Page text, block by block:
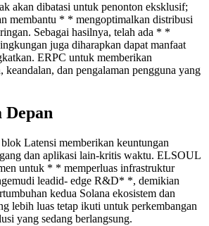
akan dibatasi untuk penonton eksklusif;
membantu * * mengoptimalkan distribusi
Sebagai hasilnya, telah ada * *
juga diharapkan dapat manfaat
ERPC untuk memberikan
keandalan, dan pengalaman pengguna yang
Depan
Latensi memberikan keuntungan
dan aplikasi lain-kritis waktu. ELSOUL
untuk * * memperluas infrastruktur
leadid- edge R&D* *, demikian
kedua Solana ekosistem dan
lebih luas tetap ikuti untuk perkembangan
yang sedang berlangsung.